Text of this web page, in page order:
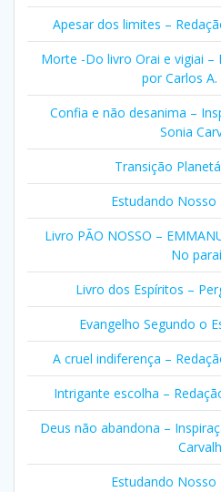
Apesar dos limites –
Morte -Do livro Orai e vigiai –
por Carlos A.
Confia e não desanima –
Sonia
Transição
Estudando Nosso
Livro PÃO NOSSO –
No
Livro dos Espíritos –
Evangelho Segundo o
A cruel indiferença –
Intrigante escolha –
Deus não abandona –
Estudando Nosso